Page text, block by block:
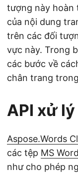
tượng này hoàn
của nội dung
trên các đối
vực này. Trong
các bước về
chân trang
API xử
Aspose.Words
các tệp MS Word
như cho phép